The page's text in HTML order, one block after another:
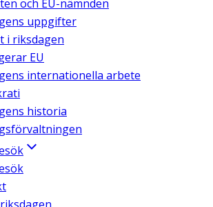
och EU-nämnden
uppgifter
i riksdagen
EU
internationella arbete
historia